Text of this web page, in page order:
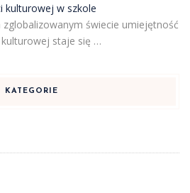
kulturowej w szkole
zglobalizowanym świecie umiejętność
staje się …
KATEGORIE